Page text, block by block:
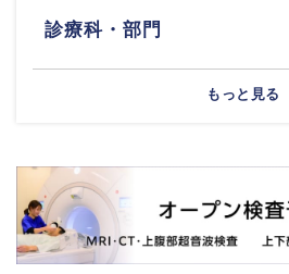
診療科・部門
もっと見る